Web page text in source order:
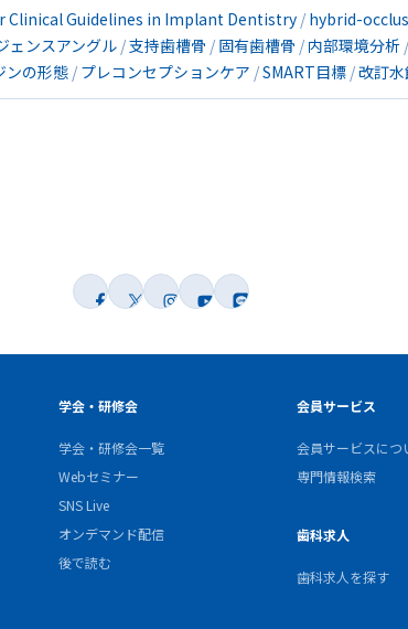
Clinical Guidelines in Implant Dentistry hybrid-
ェンスアングル 支持歯槽骨 固有歯槽骨
内部環境分析
ンの形態 プレコンセプションケア SMART目標 改訂
学会・研修会
学会・研修会一覧
Webセミナー
SNS Live
オンデマンド配信
後で読む
会員サービス
会員サービスにつ
専門情報検索
歯科求人
歯科求人を探す